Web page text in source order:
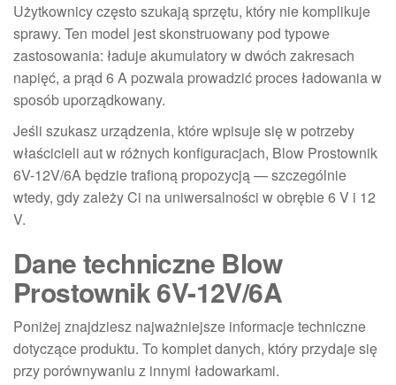
Użytkownicy często szukają sprzętu, który nie komplikuje
sprawy. Ten model jest skonstruowany pod typowe
zastosowania: ładuje akumulatory w dwóch zakresach
napięć, a prąd 6 A pozwala prowadzić proces ładowania w
sposób uporządkowany.
Jeśli szukasz urządzenia, które wpisuje się w potrzeby
właścicieli aut w różnych konfiguracjach, Blow Prostownik
6V-12V/6A będzie trafioną propozycją — szczególnie
wtedy, gdy zależy Ci na uniwersalności w obrębie 6 V i 12
V.
Dane techniczne Blow
Prostownik 6V-12V/6A
Poniżej znajdziesz najważniejsze informacje techniczne
dotyczące produktu. To komplet danych, który przydaje się
przy porównywaniu z innymi ładowarkami.